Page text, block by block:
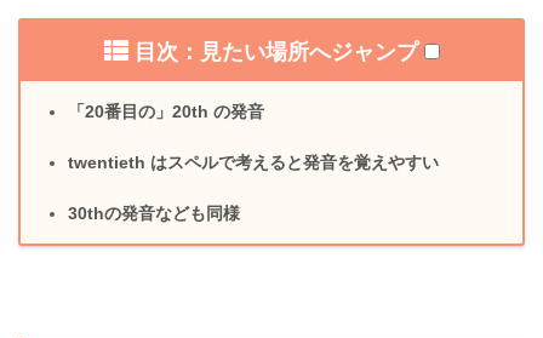
目次：見たい場所へジャンプ
「20番目の」20th の発音
twentieth はスペルで考えると発音を覚えやすい
30thの発音なども同様